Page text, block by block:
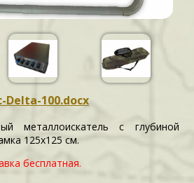
Delta-100.docx
металлоискатель с глубиной
125х125 см.
бесплатная.